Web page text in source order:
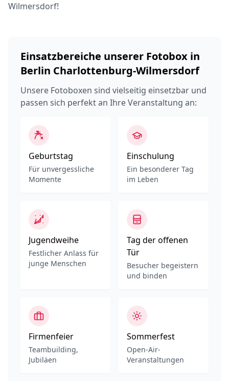
Wilmersdorf!
Einsatzbereiche unserer Fotobox in
Berlin Charlottenburg-Wilmersdorf
Unsere Fotoboxen sind vielseitig einsetzbar und
passen sich perfekt an Ihre Veranstaltung an:
Geburtstag
Für unvergessliche
Momente
Einschulung
Ein besonderer Tag
im Leben
Jugendweihe
Festlicher Anlass für
junge Menschen
Tag der offenen
Tür
Besucher begeistern
und binden
Firmenfeier
Teambuilding,
Jubiläen
Sommerfest
Open-Air-
Veranstaltungen